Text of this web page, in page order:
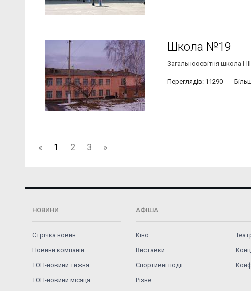
Школа №19
Загальноосвітня школа І-
Переглядів: 11290
« 1 2 3 »
НОВИНИ
Стрічка новин
Новини компаній
ТОП-новини тижня
ТОП-новини місяця
АФІША
Кіно
Виставки
Спортивні події
Різне